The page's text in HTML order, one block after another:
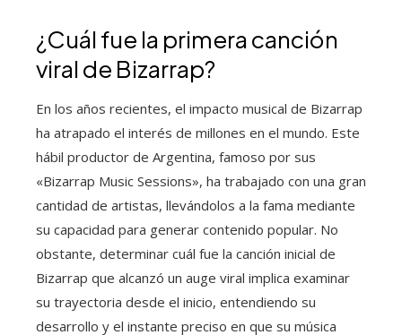
¿Cuál fue la primera canción
viral de Bizarrap?
En los años recientes, el impacto musical de Bizarrap
ha atrapado el interés de millones en el mundo. Este
hábil productor de Argentina, famoso por sus
«Bizarrap Music Sessions», ha trabajado con una gran
cantidad de artistas, llevándolos a la fama mediante
su capacidad para generar contenido popular. No
obstante, determinar cuál fue la canción inicial de
Bizarrap que alcanzó un auge viral implica examinar
su trayectoria desde el inicio, entendiendo su
desarrollo y el instante preciso en que su música